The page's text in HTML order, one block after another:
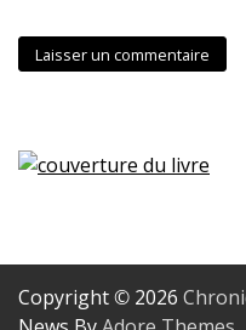
Copyright © 2026